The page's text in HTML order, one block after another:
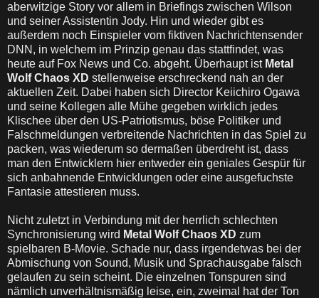
aberwitzige Story vor allem in Briefings zwischen Wilson
und seiner Assistentin Jody. Hin und wieder gibt es
außerdem noch Einspieler vom fiktiven Nachrichtensender
DNN, in welchem im Prinzip genau das stattfindet, was
heute auf Fox News und Co. abgeht. Überhaupt ist Metal
Wolf Chaos XD stellenweise erschreckend nah an der
aktuellen Zeit. Dabei haben sich Director Keiichiro Ogawa
und seine Kollegen alle Mühe gegeben wirklich jedes
Klischee über den US-Patriotismus, böse Politiker und
Falschmeldungen verbreitende Nachrichten in das Spiel zu
packen, was wiederum so dermaßen überdreht ist, dass
man den Entwicklern hier entweder ein geniales Gespür für
sich anbahnende Entwicklungen oder eine ausgefuchste
Fantasie attestieren muss.
Nicht zuletzt in Verbindung mit der herrlich schlechten
Synchronisierung wird Metal Wolf Chaos XD zum
spielbaren B-Movie. Schade nur, dass irgendetwas bei der
Abmischung von Sound, Musik und Sprachausgabe falsch
gelaufen zu sein scheint. Die einzelnen Tonspuren sind
nämlich unverhältnismäßig leise, ein, zweimal hat der Ton